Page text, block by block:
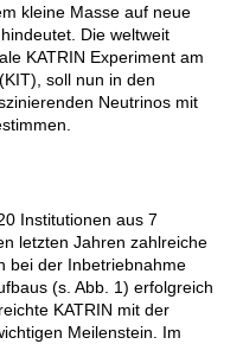
kleine Masse auf neue
Die weltweit
KATRIN Experiment am
soll nun in den
Neutrinos mit
Institutionen aus 7
letzten Jahren zahlreiche
bei der Inbetriebnahme
(s. Abb. 1) erfolgreich
KATRIN mit der
Meilenstein. Im